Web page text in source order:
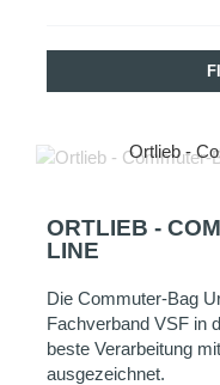
Ortlieb -
ORTLIEB -
LINE
Die Commuter-Bag
Fachverband VSF in
beste Verarbeitung
ausgezeichnet.